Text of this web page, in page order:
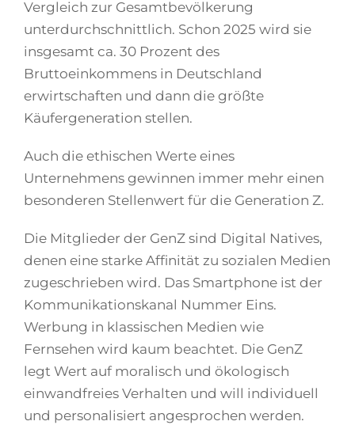
Vergleich zur Gesamtbevölkerung
unterdurchschnittlich. Schon 2025 wird sie
insgesamt ca. 30 Prozent des
Bruttoeinkommens in Deutschland
erwirtschaften und dann die größte
Käufergeneration stellen.
Auch die ethischen Werte eines
Unternehmens gewinnen immer mehr einen
besonderen Stellenwert für die Generation Z.
Die Mitglieder der GenZ sind Digital Natives,
denen eine starke Affinität zu sozialen Medien
zugeschrieben wird. Das Smartphone ist der
Kommunikationskanal Nummer Eins.
Werbung in klassischen Medien wie
Fernsehen wird kaum beachtet. Die GenZ
legt Wert auf moralisch und ökologisch
einwandfreies Verhalten und will individuell
und personalisiert angesprochen werden.